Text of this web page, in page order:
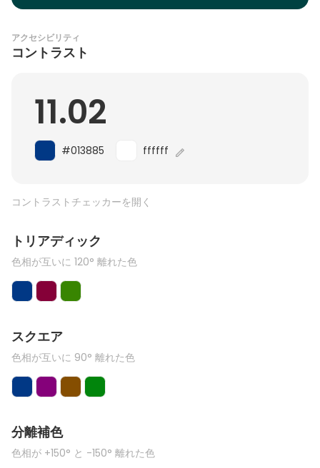
アクセシビリティ
コントラスト
11.02
#013885 ffffff
コントラストチェッカーを開く
トリアディック
色相が互いに 120° 離れた色
スクエア
色相が互いに 90° 離れた色
分離補色
色相が +150° と -150° 離れた色